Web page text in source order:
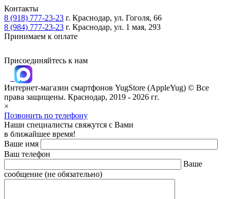
Контакты
8 (918) 777-23-23 г. Краснодар, ул. Гоголя, 66
8 (984) 777-23-23 г. Краснодар, ул. 1 мая, 293
Принимаем к оплате
Присоединяйтесь к нам
Интернет-магазин смартфонов YugStore (AppleYug) © Все
права защищены. Краснодар, 2019 - 2026 гг.
×
Позвонить по телефону
Наши специалисты свяжутся с Вами
в ближайшее время!
Ваше имя
Ваш телефон
Ваше
сообщение (не обязательно)